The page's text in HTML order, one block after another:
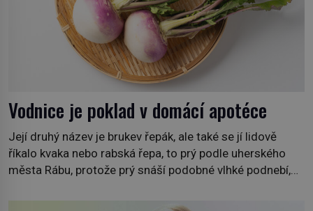
Vodnice je poklad v domácí apotéce
Její druhý název je brukev řepák, ale také se jí lidově
říkalo kvaka nebo rabská řepa, to prý podle uherského
města Rábu, protože prý snáší podobné vlhké podnebí,
někdy i v obchodech. Její bulvy jsou bílé, nahoře někdy